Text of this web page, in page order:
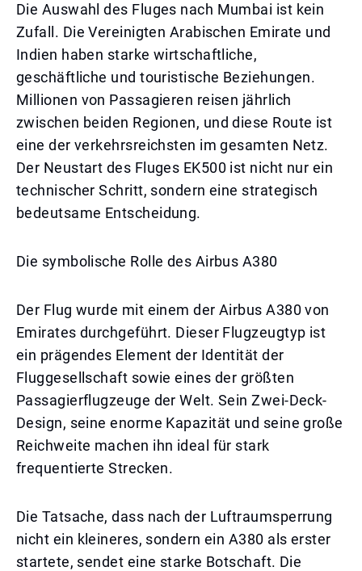
Die Auswahl des Fluges nach Mumbai ist kein
Zufall. Die Vereinigten Arabischen Emirate und
Indien haben starke wirtschaftliche,
geschäftliche und touristische Beziehungen.
Millionen von Passagieren reisen jährlich
zwischen beiden Regionen, und diese Route ist
eine der verkehrsreichsten im gesamten Netz.
Der Neustart des Fluges EK500 ist nicht nur ein
technischer Schritt, sondern eine strategisch
bedeutsame Entscheidung.
Die symbolische Rolle des Airbus A380
Der Flug wurde mit einem der Airbus A380 von
Emirates durchgeführt. Dieser Flugzeugtyp ist
ein prägendes Element der Identität der
Fluggesellschaft sowie eines der größten
Passagierflugzeuge der Welt. Sein Zwei-Deck-
Design, seine enorme Kapazität und seine große
Reichweite machen ihn ideal für stark
frequentierte Strecken.
Die Tatsache, dass nach der Luftraumsperrung
nicht ein kleineres, sondern ein A380 als erster
startete, sendet eine starke Botschaft. Die